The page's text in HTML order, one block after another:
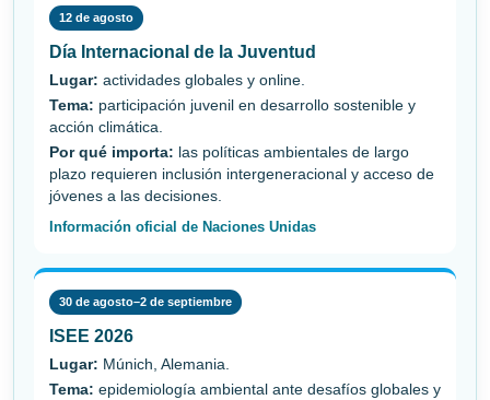
12 de agosto
Día Internacional de la Juventud
Lugar: actividades globales y online.
Tema: participación juvenil en desarrollo sostenible y
acción climática.
Por qué importa: las políticas ambientales de largo
plazo requieren inclusión intergeneracional y acceso de
jóvenes a las decisiones.
Información oficial de Naciones Unidas
30 de agosto–2 de septiembre
ISEE 2026
Lugar: Múnich, Alemania.
Tema: epidemiología ambiental ante desafíos globales y